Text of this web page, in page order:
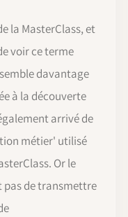
la MasterClass, et
voir ce terme
davantage
à la découverte
arrivé de
métier' utilisé
Or le
pas de transmettre